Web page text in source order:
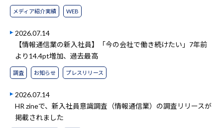
メディア紹介実績 WEB
2026.07.14
【情報通信業の新入社員】「今の会社で働き続けたい」7年前
より14.4pt増加、過去最高
調査 お知らせ プレスリリース
2026.07.14
HR zineで、新入社員意識調査（情報通信業）の調査リリースが
掲載されました